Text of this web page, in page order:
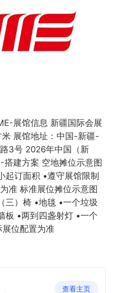
展馆信息 新疆国际会展
展馆地址：中国-新疆-
3号 2026年中国（新
搭建方案 空地摊位示意图
起订面积 •遵守展馆限制
准 标准展位摊位示意图
三）椅 •地毯 •一个垃圾
板 •两到四盏射灯 •一个
位配置为准
查看主页